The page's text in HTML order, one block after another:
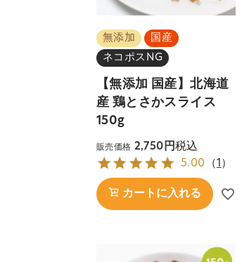
無添加
国産
ネコポスNG
【無添加 国産】北海道
産 鶏とさかスライス
150g
販売価格 2,750 税込
5.00 （1 ）
カートに入れる